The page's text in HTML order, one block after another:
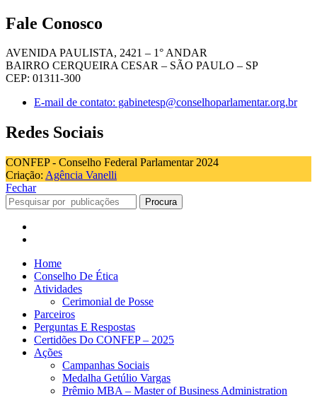
Fale Conosco
AVENIDA PAULISTA, 2421 – 1° ANDAR
BAIRRO CERQUEIRA CESAR – SÃO PAULO – SP
CEP: 01311-300
E-mail de contato: gabinetesp@conselhoparlamentar.org.br
Redes Sociais
CONFEP - Conselho Federal Parlamentar 2024
Criação: Agência Vanelli
Fechar
Procura
Home
Conselho De Ética
Atividades
Cerimonial de Posse
Parceiros
Perguntas E Respostas
Certidões Do CONFEP – 2025
Ações
Campanhas Sociais
Medalha Getúlio Vargas
Prêmio MBA – Master of Business Administration